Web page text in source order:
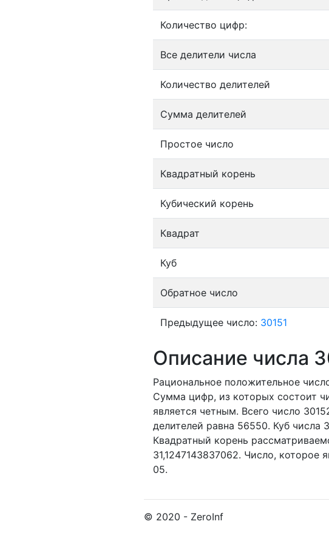
Количество цифр:
Все делители числа
Количество делителей
Сумма делителей
Простое число
Квадратный корень
Кубический корень
Квадрат
Куб
Обратное число
Предыдущее число: 30151
Описание числа
Рациональное положительное
Сумма цифр, из которых состоит
является четным. Всего число
делителей равна 56550. Куб числа
Квадратный корень
31,1247143837062. Число, которое
05.
© 2020 - ZeroInf